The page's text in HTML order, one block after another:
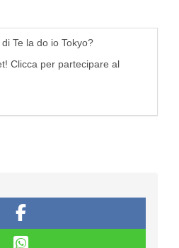
Te la do io Tokyo?
Clicca per partecipare al